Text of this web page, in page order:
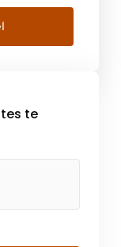
is de
van
te